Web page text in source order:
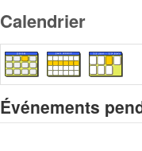
Calendrier
Événements